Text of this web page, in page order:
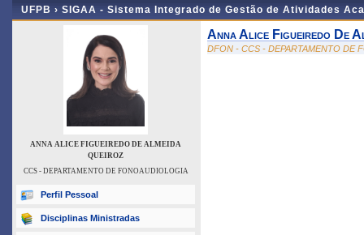
UFPB › SIGAA - Sistema Integrado de Gestão de Atividades
ANNA ALICE FIGUEIREDO DE ALMEIDA
QUEIROZ
CCS - DEPARTAMENTO DE FONOAUDIOLOGIA
Perfil Pessoal
Disciplinas Ministradas
Anna Alice Figueiredo De
DFON - CCS - DEPARTAMENTO DE